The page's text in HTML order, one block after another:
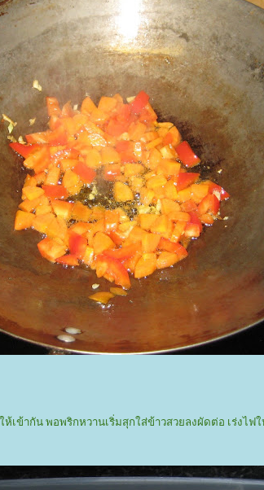
เข้ากัน พอพริกหวานเริ่มสุกใส่ข้าวสวยลงผัดต่อ เร่งไฟ